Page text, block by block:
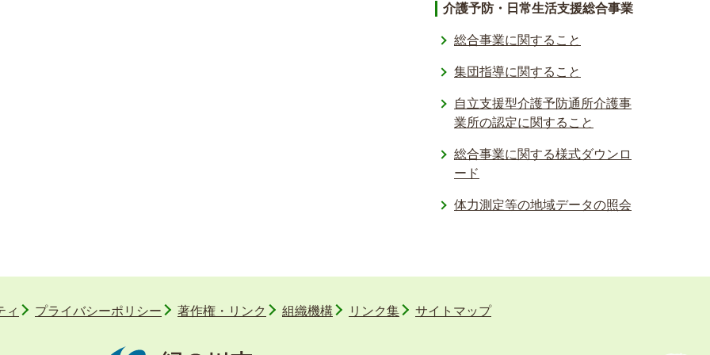
介護予防・日常生活支援総合事業
総合事業に関すること
集団指導に関すること
自立支援型介護予防通所介護事
業所の認定に関すること
総合事業に関する様式ダウンロ
ード
体力測定等の地域データの照会­
ィ プライバシーポリシー 著作権・リンク 組織機構 リンク集 サイトマップ